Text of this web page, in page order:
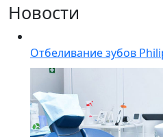
Новости
Отбеливание зубов